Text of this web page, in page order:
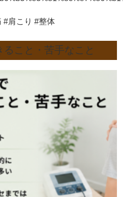
#肩こり #整体
こと・苦手なこと